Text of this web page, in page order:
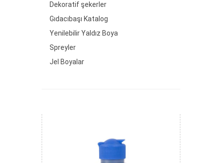
Dekoratif şekerler
Gıdacıbaşı Katalog
Yenilebilir Yaldız Boya
Spreyler
Jel Boyalar